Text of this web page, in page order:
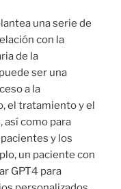
una serie de
con la
de la
ser una
a la
el tratamiento y el
como para
y los
un paciente con
GPT4 para